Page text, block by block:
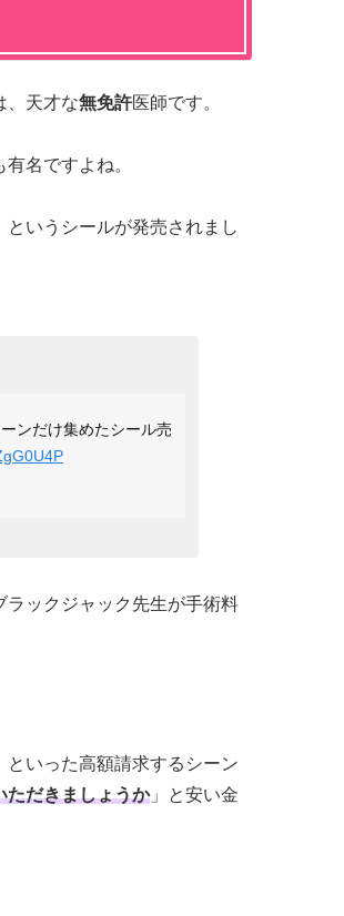
、天才な無免許医師です。
名ですよね。
いうシールが発売されまし
ンだけ集めたシール売
ラックジャック先生が手術料
といった高額請求するシーン
ただきましょうか」と安い金